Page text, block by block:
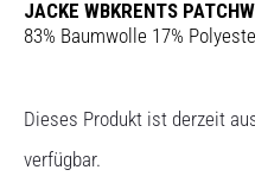
JACKE WBKRENTS
83% Baumwolle 17%
Dieses Produkt ist derzeit
verfügbar.